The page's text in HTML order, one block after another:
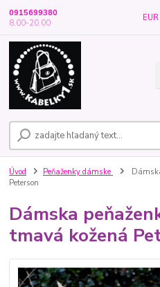
EUR
0915699380
8.00-20.00
Úvod Peňaženky dámske
Peterson
Dámska
tmavá kožená